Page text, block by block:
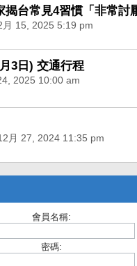
揭台常見4習慣「非常討
月 15, 2025 5:19 pm
3日) 交通行程
2025 10:00 am
月 27, 2024 11:35 pm
會員名稱:
密碼: